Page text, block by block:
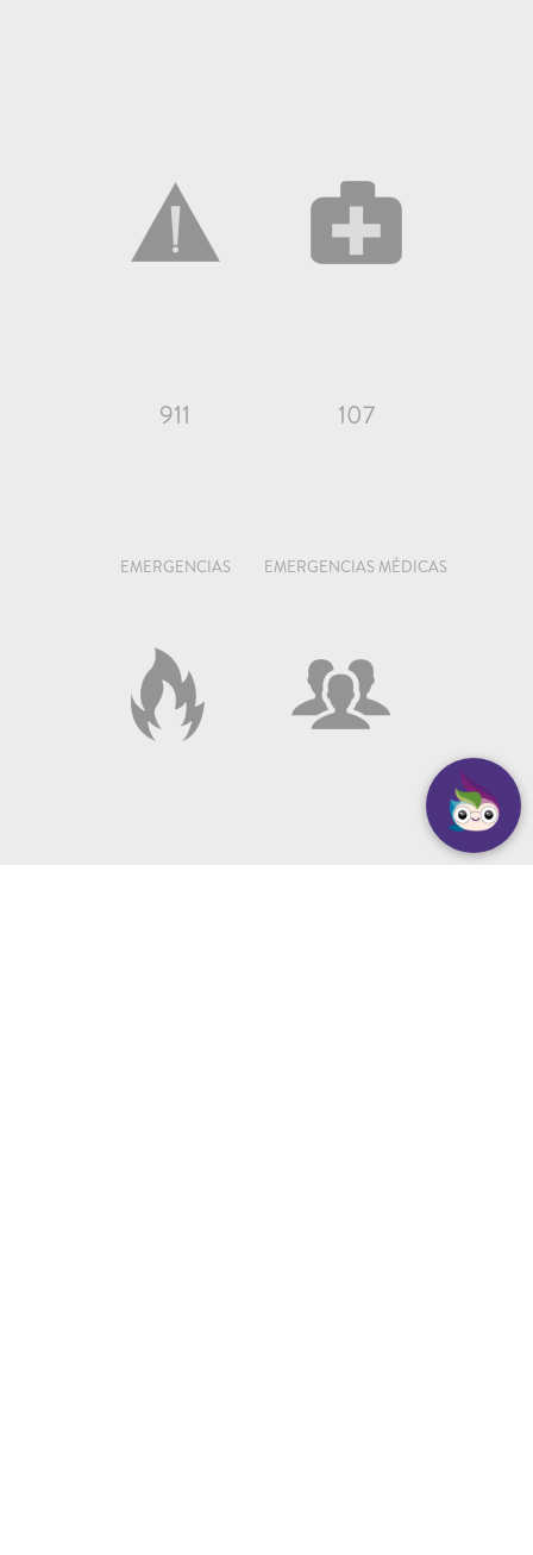
911
EMERGENCIAS
107
EMERGENCIAS MÉDICAS